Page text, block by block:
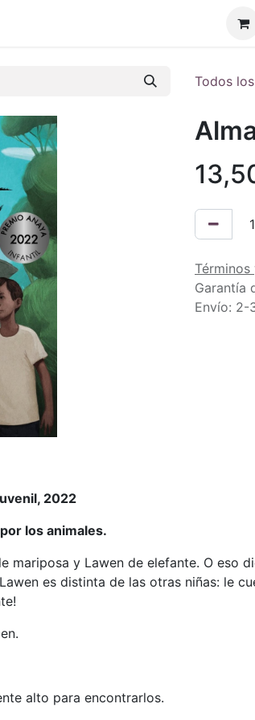
Todos
Garantía
Envío: 2-
2022
los animales.
mariposa y Lawen de elefante. O eso
es distinta de las otras niñas: le
alto para encontrarlos.